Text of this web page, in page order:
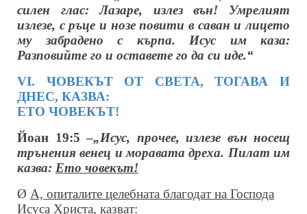
силен глас: Лазаре, излез вън! Умрелият
излезе, с ръце и нозе повити в саван и лицето
му забрадено с кърпа. Исус им каза:
Разповийте го и оставете го да си иде.“
VІ. ЧОВЕКЪТ ОТ СВЕТА, ТОГАВА И
ДНЕС, КАЗВА:
ЕТО ЧОВЕКЪТ!
Йоан 19:5 –„Исус, прочее, излезе вън носещ
трънения венец и моравата дреха. Пилат им
казва: Ето човекът!
Ø А, опиталите целебната благодат на Господа
Исуса Христа, казват: